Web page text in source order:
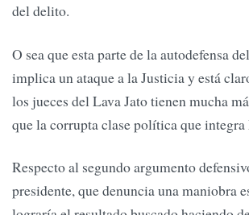
del delito.
O sea que esta parte de la autodefensa
implica un ataque a la Justicia y está
los jueces del Lava Jato tienen mucha
que la corrupta clase política que
Respecto al segundo argumento
presidente, que denuncia una maniobra